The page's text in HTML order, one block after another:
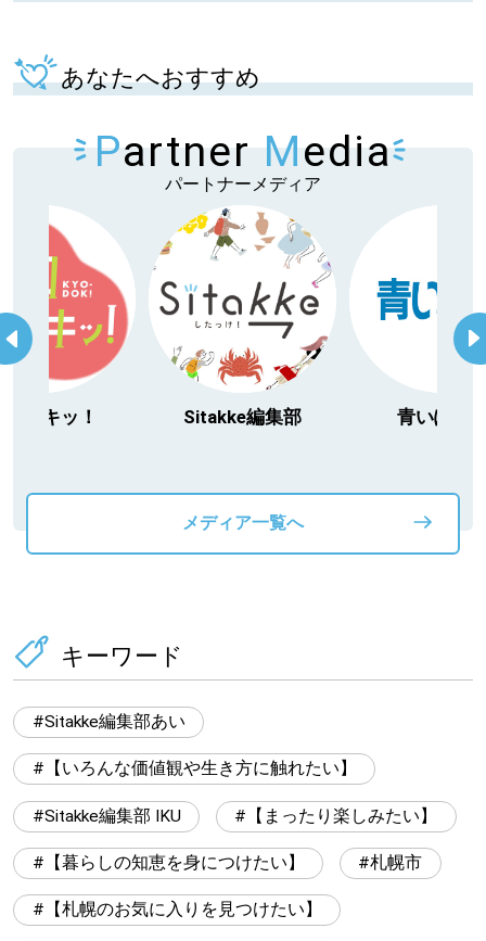
あなたへおすすめ
Partner Media
パートナーメディア
Sitakke編集部 青いぽすと
「北海道３
メディア一覧へ
キーワード
Sitakke編集部あい
【いろんな価値観や生き方に触れたい】
Sitakke編集部 IKU 【まったり楽しみたい】
【暮らしの知恵を身につけたい】 札幌市
【札幌のお気に入りを見つけたい】